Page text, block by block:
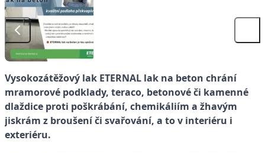
Vysokozátěžový lak ETERNAL lak na beton chrání
mramorové podklady, teraco, betonové či kamenné
dlaždice proti poškrábání, chemikáliím a žhavým
jiskrám z broušení či svařování, a to v interiéru i
exteriéru.